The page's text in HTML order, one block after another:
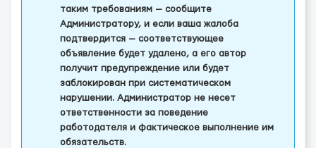
таким требованиям — сообщите
Администратору, и если ваша жалоба
подтвердится — соответствующее
объявление будет удалено, а его автор
получит предупреждение или будет
заблокирован при систематическом
нарушении. Администратор не несет
ответственности за поведение
работодателя и фактическое выполнение им
обязательств.